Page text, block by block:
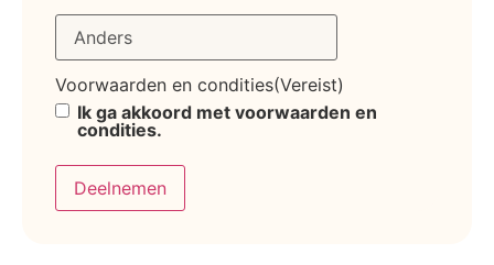
Voorwaarden en condities(Vereist)
Ik ga akkoord met voorwaarden en
condities.
Deelnemen